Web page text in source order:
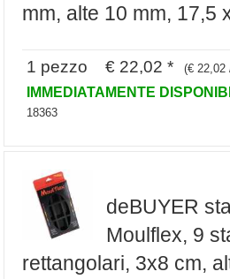
mm, alte 10 mm, 17,5
1 pezzo € 22,02 * (€ 22,02
IMMEDIATAMENTE
18363
deBUYER
Moulflex, 9
rettangolari, 3x8 cm,